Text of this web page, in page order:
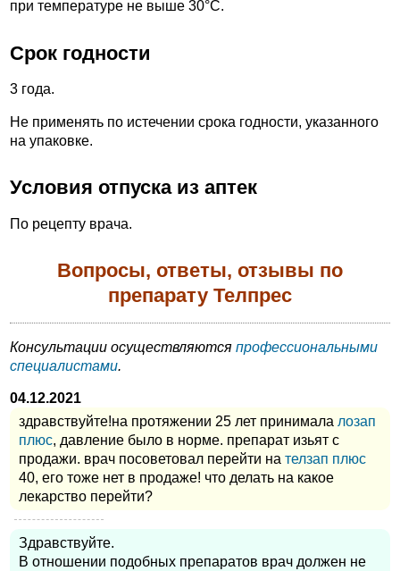
при температуре не выше 30°C.
Срок годности
3 года.
Не применять по истечении срока годности, указанного
на упаковке.
Условия отпуска из аптек
По рецепту врача.
Вопросы, ответы, отзывы по
препарату Телпрес
Консультации осуществляются профессиональными
специалистами.
04.12.2021
здравствуйте!на протяжении 25 лет принимала лозап
плюс, давление было в норме. препарат изьят с
продажи. врач посоветовал перейти на телзап плюс
40, его тоже нет в продаже! что делать на какое
лекарство перейти?
Здравствуйте.
В отношении подобных препаратов врач должен не